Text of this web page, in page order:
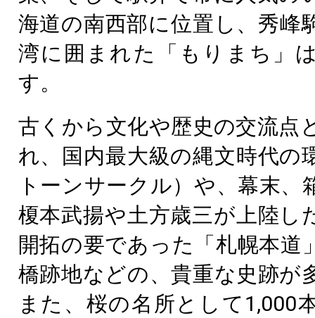
海道の南西部に位置し、秀峰
湾に囲まれた「もりまち」
す。
古くから文化や歴史の交流点
れ、国内最大級の縄文時代の
トーンサークル）や、幕末、
榎本武揚や土方歳三が上陸し
開拓の要であった「札幌本道
橋跡地などの、貴重な史跡が
また、桜の名所として1,000